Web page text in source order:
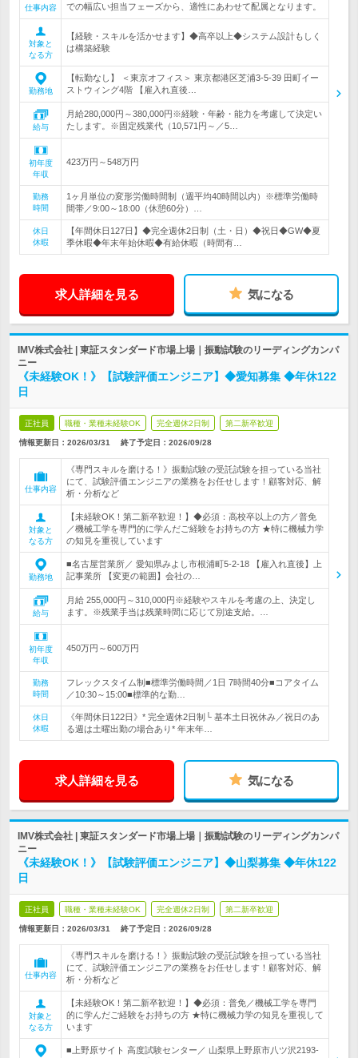
仕事内容
での幅広い担当フェーズから、適性にあわせて配属となります。
対象と
なる方
【経験・スキルを活かせます】◆高卒以上◆システム設計もしく
は構築経験
勤務地
【転勤なし】 ＜東京オフィス＞ 東京都港区芝浦3-5-39 田町イー
ストウィング4階 【雇入れ直後…
給与
月給280,000円～380,000円※経験・年齢・能力を考慮して決定い
たします。※固定残業代（10,571円～／5…
初年度
年収
423万円～548万円
勤務
時間
1ヶ月単位の変形労働時間制（週平均40時間以内）※標準労働時
間帯／9:00～18:00（休憩60分）…
休日
休暇
【年間休日127日】◆完全週休2日制（土・日）◆祝日◆GW◆夏
季休暇◆年末年始休暇◆有給休暇（時間有…
求人詳細を見る 気になる
IMV株式会社 | 東証スタンダード市場上場｜振動試験のリーディングカンパ
ニー
《未経験OK！》【試験評価エンジニア】◆愛知募集 ◆年休122
日
正社員 職種・業種未経験OK 完全週休2日制 第二新卒歓迎
情報更新日：2026/03/31 終了予定日： 2026/09/28
仕事内容
《専門スキルを磨ける！》振動試験の受託試験を担っている当社
にて、試験評価エンジニアの業務をお任せします！顧客対応、解
析・分析など
対象と
なる方
【未経験OK！第二新卒歓迎！】◆必須：高校卒以上の方／普免
／機械工学を専門的に学んだご経験をお持ちの方 ★特に機械力学
の知見を重視しています
勤務地
■名古屋営業所／ 愛知県みよし市根浦町5-2-18 【雇入れ直後】上
記事業所 【変更の範囲】会社の…
給与
月給 255,000円～310,000円※経験やスキルを考慮の上、決定し
ます。※残業手当は残業時間に応じて別途支給。…
初年度
年収
450万円～600万円
勤務
時間
フレックスタイム制■標準労働時間／1日 7時間40分■コアタイム
／10:30～15:00■標準的な勤…
休日
休暇
《年間休日122日》* 完全週休2日制└ 基本土日祝休み／祝日のあ
る週は土曜出勤の場合あり* 年末年…
求人詳細を見る 気になる
IMV株式会社 | 東証スタンダード市場上場｜振動試験のリーディングカンパ
ニー
《未経験OK！》【試験評価エンジニア】◆山梨募集 ◆年休122
日
正社員 職種・業種未経験OK 完全週休2日制 第二新卒歓迎
情報更新日：2026/03/31 終了予定日： 2026/09/28
仕事内容
《専門スキルを磨ける！》振動試験の受託試験を担っている当社
にて、試験評価エンジニアの業務をお任せします！顧客対応、解
析・分析など
対象と
なる方
【未経験OK！第二新卒歓迎！】◆必須：普免／機械工学を専門
的に学んだご経験をお持ちの方 ★特に機械力学の知見を重視して
います
■上野原サイト 高度試験センター／ 山梨県上野原市八ツ沢2193-